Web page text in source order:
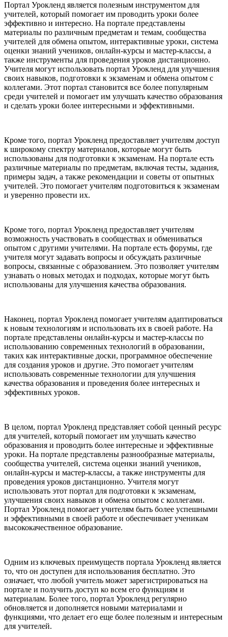
Портал Урокленд является полезным инструментом для
учителей, который помогает им проводить уроки более
эффективно и интересно. На портале представлены
материалы по различным предметам и темам, сообщества
учителей для обмена опытом, интерактивные уроки, система
оценки знаний учеников, онлайн-курсы и мастер-классы, а
также инструменты для проведения уроков дистанционно.
Учителя могут использовать портал Урокленд для улучшения
своих навыков, подготовки к экзаменам и обмена опытом с
коллегами. Этот портал становится все более популярным
среди учителей и помогает им улучшать качество образования
и сделать уроки более интересными и эффективными.
Кроме того, портал Урокленд предоставляет учителям доступ
к широкому спектру материалов, которые могут быть
использованы для подготовки к экзаменам. На портале есть
различные материалы по предметам, включая тесты, задания,
примеры задач, а также рекомендации и советы от опытных
учителей. Это помогает учителям подготовиться к экзаменам
и уверенно провести их.
Кроме того, портал Урокленд предоставляет учителям
возможность участвовать в сообществах и обмениваться
опытом с другими учителями. На портале есть форумы, где
учителя могут задавать вопросы и обсуждать различные
вопросы, связанные с образованием. Это позволяет учителям
узнавать о новых методах и подходах, которые могут быть
использованы для улучшения качества образования.
Наконец, портал Урокленд помогает учителям адаптироваться
к новым технологиям и использовать их в своей работе. На
портале представлены онлайн-курсы и мастер-классы по
использованию современных технологий в образовании,
таких как интерактивные доски, программное обеспечение
для создания уроков и другие. Это помогает учителям
использовать современные технологии для улучшения
качества образования и проведения более интересных и
эффективных уроков.
В целом, портал Урокленд представляет собой ценный ресурс
для учителей, который помогает им улучшать качество
образования и проводить более интересные и эффективные
уроки. На портале представлены разнообразные материалы,
сообщества учителей, система оценки знаний учеников,
онлайн-курсы и мастер-классы, а также инструменты для
проведения уроков дистанционно. Учителя могут
использовать этот портал для подготовки к экзаменам,
улучшения своих навыков и обмена опытом с коллегами.
Портал Урокленд помогает учителям быть более успешными
и эффективными в своей работе и обеспечивает ученикам
высококачественное образование.
Одним из ключевых преимуществ портала Урокленд является
то, что он доступен для использования бесплатно. Это
означает, что любой учитель может зарегистрироваться на
портале и получить доступ ко всем его функциям и
материалам. Более того, портал Урокленд регулярно
обновляется и дополняется новыми материалами и
функциями, что делает его еще более полезным и интересным
для учителей.